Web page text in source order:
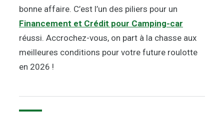
bonne affaire. C’est l’un des piliers pour un
Financement et Crédit pour Camping-car
réussi. Accrochez-vous, on part à la chasse aux
meilleures conditions pour votre future roulotte
en 2026 !